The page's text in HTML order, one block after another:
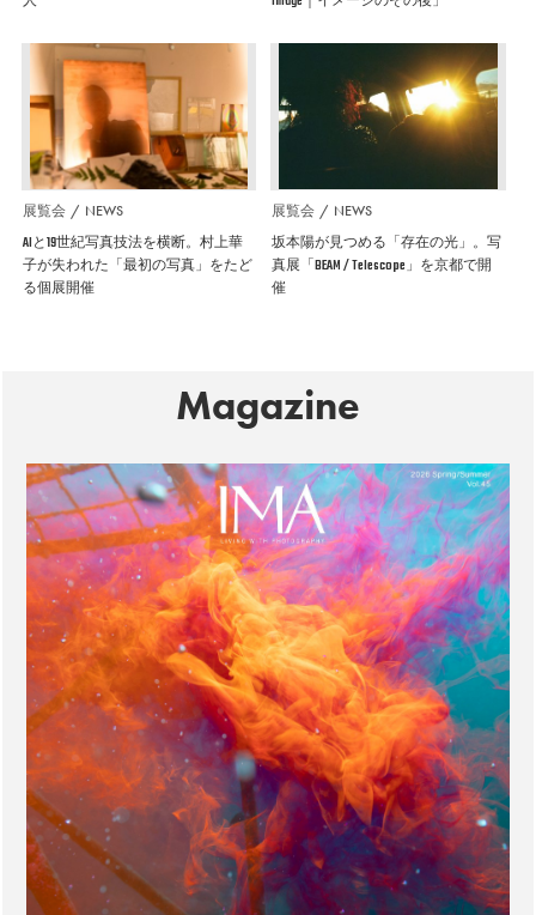
展覧会 NEWS
AIと19世紀写真技法を横断。村上華
子が失われた「最初の写真」をたど
る個展開催
展覧会 NEWS
坂本陽が見つめる「存在の光」。写
真展「BEAM / Telescope」を京都で開
催
Magazine